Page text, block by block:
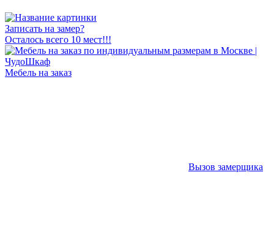
Записать на замер?
Осталось всего 10 мест!!!
Мебель на заказ
Вызов замерщика